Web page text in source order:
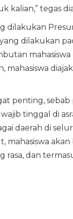
kalian,” tegas
dilakukan
dilakukan
mahasiswa
penting,
tinggal di
daerah di
mahasiswa
dan